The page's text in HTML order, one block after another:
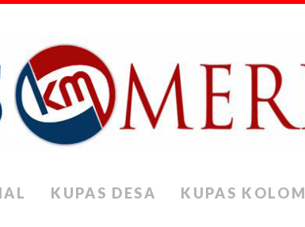
KUPAS DESA KUPAS KOLOM